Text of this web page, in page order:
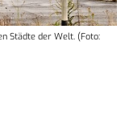
Städte der Welt. (Foto: